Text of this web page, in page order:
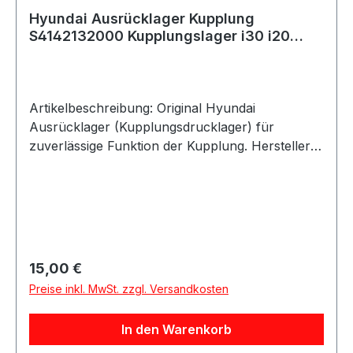
Hyundai Ausrücklager Kupplung
S4142132000 Kupplungslager i30 i20
Artikelbeschreibung: Original Hyundai
Ausrücklager (Kupplungsdrucklager) für
zuverlässige Funktion der Kupplung. Hersteller:
sorgt für das saubere Trennen von Motor und
Getriebe beim Schalten. Ein defektes Lager kann
Geräusche verursachen oder zu Problemen
beim Kuppeln führen. Mit diesem originalen
Regulärer Preis:
15,00 €
Preise inkl. MwSt. zzgl. Versandkosten
In den Warenkorb